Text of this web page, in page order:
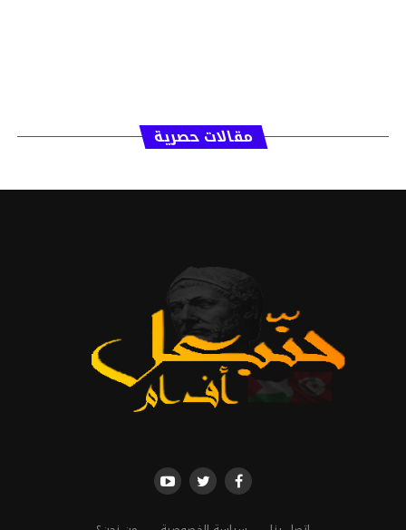
مقالات حصرية